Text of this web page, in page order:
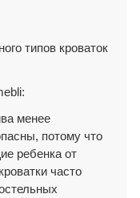
типов кроваток
менее
потому что
ребенка от
часто